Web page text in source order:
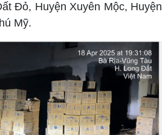
Đỏ, Huyện Xuyên Mộc, Huyện
Mỹ.